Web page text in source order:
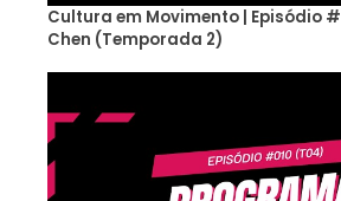
Cultura em Movimento | Episódio
Chen (Temporada 2)